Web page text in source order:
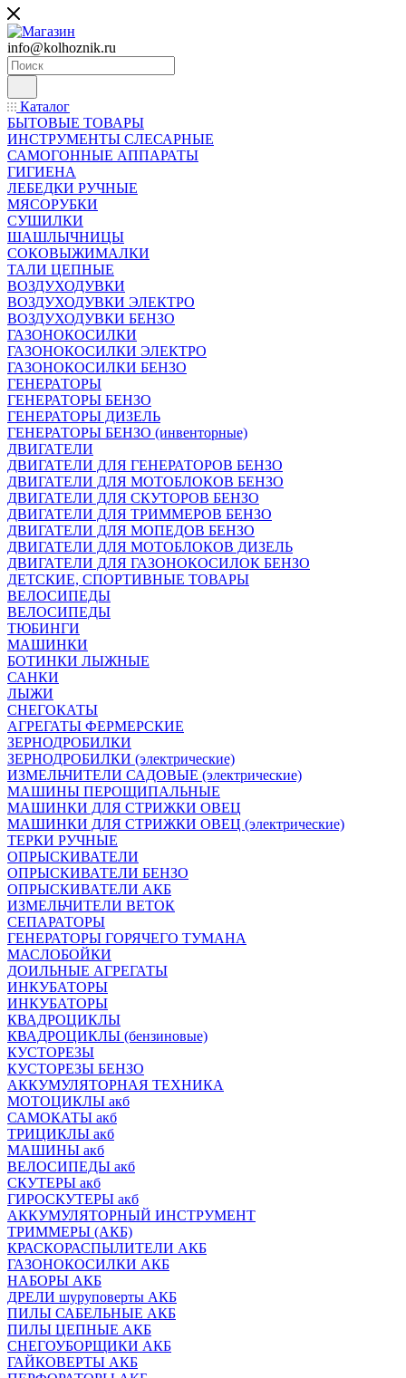
info@kolhoznik.ru
Каталог
БЫТОВЫЕ ТОВАРЫ
ИНСТРУМЕНТЫ СЛЕСАРНЫЕ
САМОГОННЫЕ АППАРАТЫ
ГИГИЕНА
ЛЕБЕДКИ РУЧНЫЕ
МЯСОРУБКИ
СУШИЛКИ
ШАШЛЫЧНИЦЫ
СОКОВЫЖИМАЛКИ
ТАЛИ ЦЕПНЫЕ
ВОЗДУХОДУВКИ
ВОЗДУХОДУВКИ ЭЛЕКТРО
ВОЗДУХОДУВКИ БЕНЗО
ГАЗОНОКОСИЛКИ
ГАЗОНОКОСИЛКИ ЭЛЕКТРО
ГАЗОНОКОСИЛКИ БЕНЗО
ГЕНЕРАТОРЫ
ГЕНЕРАТОРЫ БЕНЗО
ГЕНЕРАТОРЫ ДИЗЕЛЬ
ГЕНЕРАТОРЫ БЕНЗО (инвенторные)
ДВИГАТЕЛИ
ДВИГАТЕЛИ ДЛЯ ГЕНЕРАТОРОВ БЕНЗО
ДВИГАТЕЛИ ДЛЯ МОТОБЛОКОВ БЕНЗО
ДВИГАТЕЛИ ДЛЯ СКУТОРОВ БЕНЗО
ДВИГАТЕЛИ ДЛЯ ТРИММЕРОВ БЕНЗО
ДВИГАТЕЛИ ДЛЯ МОПЕДОВ БЕНЗО
ДВИГАТЕЛИ ДЛЯ МОТОБЛОКОВ ДИЗЕЛЬ
ДВИГАТЕЛИ ДЛЯ ГАЗОНОКОСИЛОК БЕНЗО
ДЕТСКИЕ, СПОРТИВНЫЕ ТОВАРЫ
ВЕЛОСИПЕДЫ
ВЕЛОСИПЕДЫ
ТЮБИНГИ
МАШИНКИ
БОТИНКИ ЛЫЖНЫЕ
САНКИ
ЛЫЖИ
СНЕГОКАТЫ
АГРЕГАТЫ ФЕРМЕРСКИЕ
ЗЕРНОДРОБИЛКИ
ЗЕРНОДРОБИЛКИ (электрические)
ИЗМЕЛЬЧИТЕЛИ САДОВЫЕ (электрические)
МАШИНЫ ПЕРОЩИПАЛЬНЫЕ
МАШИНКИ ДЛЯ СТРИЖКИ ОВЕЦ
МАШИНКИ ДЛЯ СТРИЖКИ ОВЕЦ (электрические)
ТЕРКИ РУЧНЫЕ
ОПРЫСКИВАТЕЛИ
ОПРЫСКИВАТЕЛИ БЕНЗО
ОПРЫСКИВАТЕЛИ АКБ
ИЗМЕЛЬЧИТЕЛИ ВЕТОК
СЕПАРАТОРЫ
ГЕНЕРАТОРЫ ГОРЯЧЕГО ТУМАНА
МАСЛОБОЙКИ
ДОИЛЬНЫЕ АГРЕГАТЫ
ИНКУБАТОРЫ
ИНКУБАТОРЫ
КВАДРОЦИКЛЫ
КВАДРОЦИКЛЫ (бензиновые)
КУСТОРЕЗЫ
КУСТОРЕЗЫ БЕНЗО
АККУМУЛЯТОРНАЯ ТЕХНИКА
МОТОЦИКЛЫ акб
САМОКАТЫ акб
ТРИЦИКЛЫ акб
МАШИНЫ акб
ВЕЛОСИПЕДЫ акб
СКУТЕРЫ акб
ГИРОСКУТЕРЫ акб
АККУМУЛЯТОРНЫЙ ИНСТРУМЕНТ
ТРИММЕРЫ (АКБ)
КРАСКОРАСПЫЛИТЕЛИ АКБ
ГАЗОНОКОСИЛКИ АКБ
НАБОРЫ АКБ
ДРЕЛИ шуруповерты АКБ
ПИЛЫ САБЕЛЬНЫЕ АКБ
ПИЛЫ ЦЕПНЫЕ АКБ
СНЕГОУБОРЩИКИ АКБ
ГАЙКОВЕРТЫ АКБ